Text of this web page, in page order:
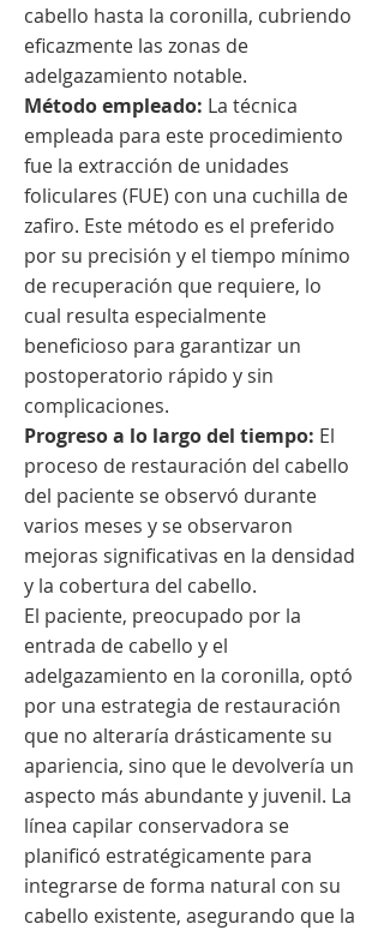
cabello hasta la coronilla, cubriendo
eficazmente las zonas de
adelgazamiento notable.
Método empleado: La técnica
empleada para este procedimiento
fue la extracción de unidades
foliculares (FUE) con una cuchilla de
zafiro. Este método es el preferido
por su precisión y el tiempo mínimo
de recuperación que requiere, lo
cual resulta especialmente
beneficioso para garantizar un
postoperatorio rápido y sin
complicaciones.
Progreso a lo largo del tiempo: El
proceso de restauración del cabello
del paciente se observó durante
varios meses y se observaron
mejoras significativas en la densidad
y la cobertura del cabello.
El paciente, preocupado por la
entrada de cabello y el
adelgazamiento en la coronilla, optó
por una estrategia de restauración
que no alteraría drásticamente su
apariencia, sino que le devolvería un
aspecto más abundante y juvenil. La
línea capilar conservadora se
planificó estratégicamente para
integrarse de forma natural con su
cabello existente, asegurando que la